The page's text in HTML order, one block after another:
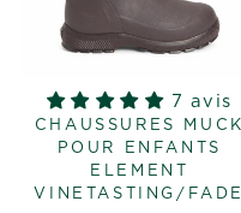
7 avis
CHAUSSURES MUCK
POUR ENFANTS
ELEMENT
VINETASTING/FADE